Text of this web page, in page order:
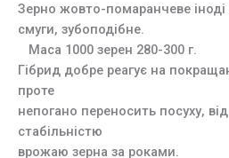
Зерно жовто-помаранчеве
смуги, зубоподібне.
Маса 1000 зерен 280-300 г.
Гібрид добре реагує на
проте
непогано переносить посуху,
стабільністю
врожаю зерна за роками.